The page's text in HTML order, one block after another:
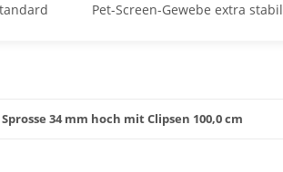
Pet-Screen-Gewebe extra stabil
34 mm hoch mit Clipsen 100,0 cm